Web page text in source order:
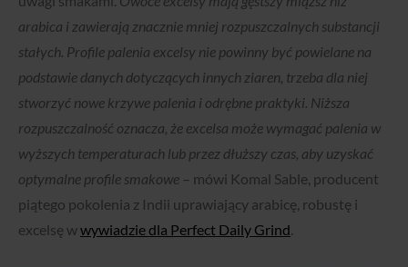
arabica i zawierają znacznie mniej rozpuszczalnych substancji
stałych. Profile palenia excelsy nie powinny być powielane na
podstawie danych dotyczących innych ziaren, trzeba dla niej
stworzyć nowe krzywe palenia i odrębne praktyki. Niższa
rozpuszczalność oznacza, że excelsa może wymagać palenia w
wyższych temperaturach lub przez dłuższy czas, aby uzyskać
optymalne profile smakowe – mówi Komal Sable, producent
piątego pokolenia z Indii uprawiający arabicę, robustę i
excelsę wwywiadzie dla Perfect Daily Grind